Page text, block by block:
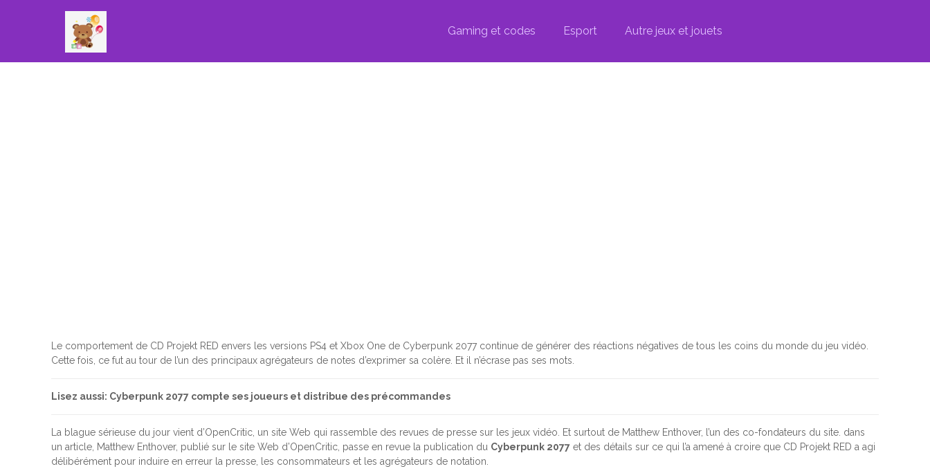
Gaming et codes Esport Autre jeux et jouets
Le comportement de CD Projekt RED envers les versions PS4 et Xbox One de Cyberpunk 2077 continue de générer des réactions négatives de tous les coins du monde du jeu vidéo.
Cette fois, ce fut au tour de l’un des principaux agrégateurs de notes d’exprimer sa colère. Et il n’écrase pas ses mots.
Lisez aussi: Cyberpunk 2077 compte ses joueurs et distribue des précommandes
La blague sérieuse du jour vient d’OpenCritic, un site Web qui rassemble des revues de presse sur les jeux vidéo. Et surtout de Matthew Enthover, l’un des co-fondateurs du site. dans
un article, Matthew Enthover, publié sur le site Web d’OpenCritic, passe en revue la publication du Cyberpunk 2077 et des détails sur ce qui l’a amené à croire que CD Projekt RED a agi
délibérément pour induire en erreur la presse, les consommateurs et les agrégateurs de notation.